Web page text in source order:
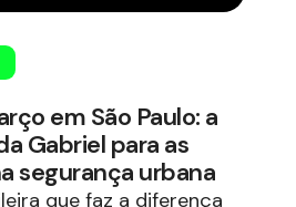
em São Paulo: a
Gabriel para as
segurança urbana
que faz a diferença